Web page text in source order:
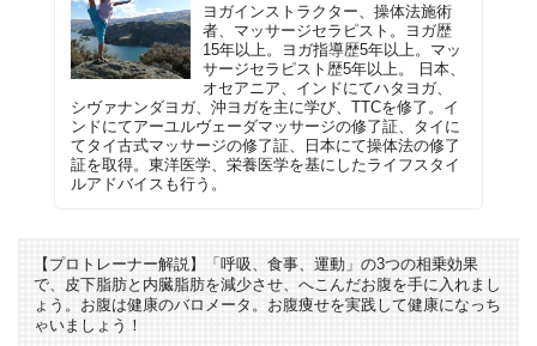
ヨガインストラクター、操体法施術
者、マッサージセラピスト。ヨガ歴
15年以上。ヨガ指導歴5年以上。マッ
サージセラピスト歴5年以上。 日本、
オセアニア、インドにてハタヨガ、
シヴァナンダヨガ、沖ヨガを主に学び、TTCを修了。イ
ンドにてアーユルヴェーダマッサージの修了証、タイに
てタイ古式マッサージの修了証、日本にて操体法の修了
証を取得。東洋医学、栄養医学を基にしたライフスタイ
ルアドバイスも行う。
【プロトレーナー解説】「呼吸、食事、運動」の3つの相乗効果
で、皮下脂肪と内臓脂肪を減少させ、へこんだお腹を手に入れまし
ょう。お腹は健康のバロメータ。お腹痩せを実践して健康になっち
ゃいましょう！